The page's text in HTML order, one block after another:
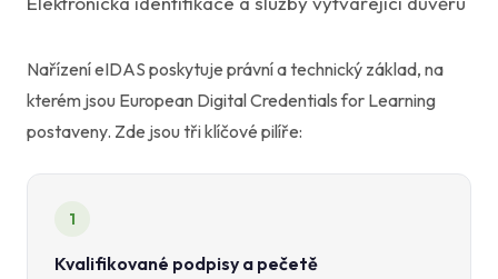
Nařízení eIDAS poskytuje právní a technický základ, na
kterém jsou European Digital Credentials for Learning
postaveny. Zde jsou tři klíčové pilíře:
1
Kvalifikované podpisy a pečetě